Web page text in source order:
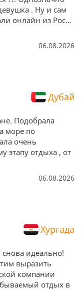
. Ну и сам
онлайн из Рос...
06.08.2026
Дубай
Подобрала
море по
очень
этапу отдыха , от
06.08.2026
Хургада
идеально!
выразить
компании
отдых в